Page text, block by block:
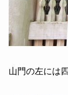
山門の左には